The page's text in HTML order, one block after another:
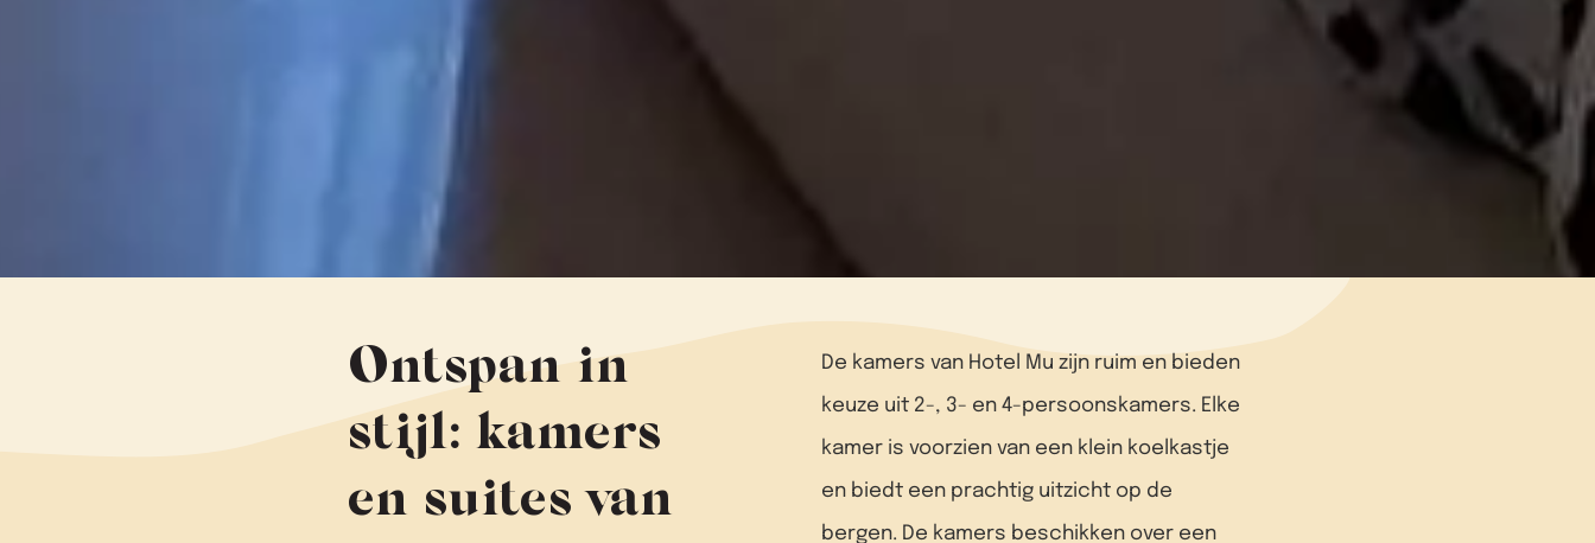
Ontspan in
stijl: kamers
en suites van
De kamers van Hotel Mu zijn ruim en bieden
keuze uit 2-, 3- en 4-persoonskamers. Elke
kamer is voorzien van een klein koelkastje
en biedt een prachtig uitzicht op de
bergen. De kamers beschikken over een